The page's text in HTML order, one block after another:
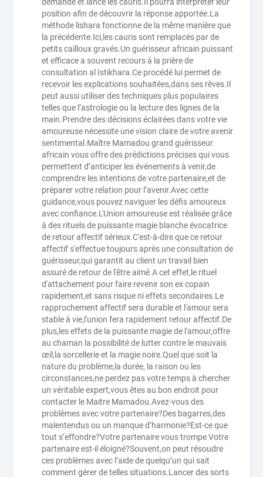
position afin de découvrir la réponse apportée.La
méthode lishara fonctionne de la même manière que
la précédente.Ici,les cauris sont remplacés par de
petits cailloux gravés.Un guérisseur africain puissant
et efficace a souvent recours à la prière de
consultation al Istikhara.Ce procédé lui permet de
recevoir les explications souhaitées,dans ses rêves.Il
peut aussi utiliser des techniques plus populaires
telles que l’astrologie ou la lecture des lignes de la
main.Prendre des décisions éclairées dans votre vie
amoureuse nécessite une vision claire de votre avenir
sentimental.Maître Mamadou grand guérisseur
africain vous offre des prédictions précises qui vous
permettent d’anticiper les événements à venir,de
comprendre les intentions de votre partenaire,et de
préparer votre relation pour l’avenir.Avec cette
guidance,vous pouvez naviguer les défis amoureux
avec confiance.L'Union amoureuse est réalisée grâce
à des rituels de puissante magie blanche évocatrice
de retour affectif sérieux.C'est-à-dire que ce retour
affectif s'effectue toujours après une consultation de
guérisseur,qui garantit au client un travail bien
assuré de retour de l'être aimé.A cet effet,le rituel
d'attachement pour faire revenir son ex copain
rapidement,et sans risque ni effets secondaires.Le
rapprochement affectif sera durable et l'amour sera
stable à vie,l'union fera rapidement retour affectif.De
plus,les effets de la puissante magie de l'amour,offre
au chaman la possibilité de lutter contre le mauvais
œil,la sorcellerie et la magie noire.Quel que soit la
nature du problème,la durée, la raison ou les
circonstances,ne perdez pas votre temps à chercher
un véritable expert,vous êtes au bon endroit pour
contacter le Maitre Mamadou.Avez-vous des
problèmes avec votre partenaire?Des bagarres,des
malentendus ou un manque d’harmonie?Est-ce que
tout s’effondre?Votre partenaire vous trompe Votre
partenaire est-il éloigné?Souvent,on peut résoudre
ces problèmes avec l’aide de quelqu’un qui sait
comment gérer de telles situations.Lancer des sorts